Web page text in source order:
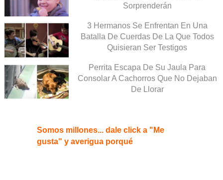
Sorprenderán
3 Hermanos Se Enfrentan En Una
Batalla De Cuerdas De La Que Todos
Quisieran Ser Testigos
Perrita Escapa De Su Jaula Para
Consolar A Cachorros Que No Dejaban
De Llorar
Somos millones... dale click a "Me
gusta" y averigua porqué